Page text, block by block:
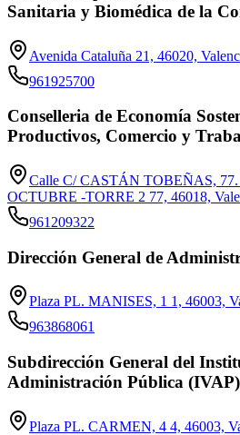
Sanitaria y Biomédica de la
Avenida Cataluña 21, 46020,
961925700
Conselleria de Economía
Productivos, Comercio y
Calle C/ CASTÁN TOBEÑAS,
OCTUBRE -TORRE 2 77, 46018,
961209322
Dirección General de
Plaza PL. MANISES, 1 1, 46003,
963868061
Subdirección General del
Administración Pública (IVAP)
Plaza PL. CARMEN, 4 4, 46003,